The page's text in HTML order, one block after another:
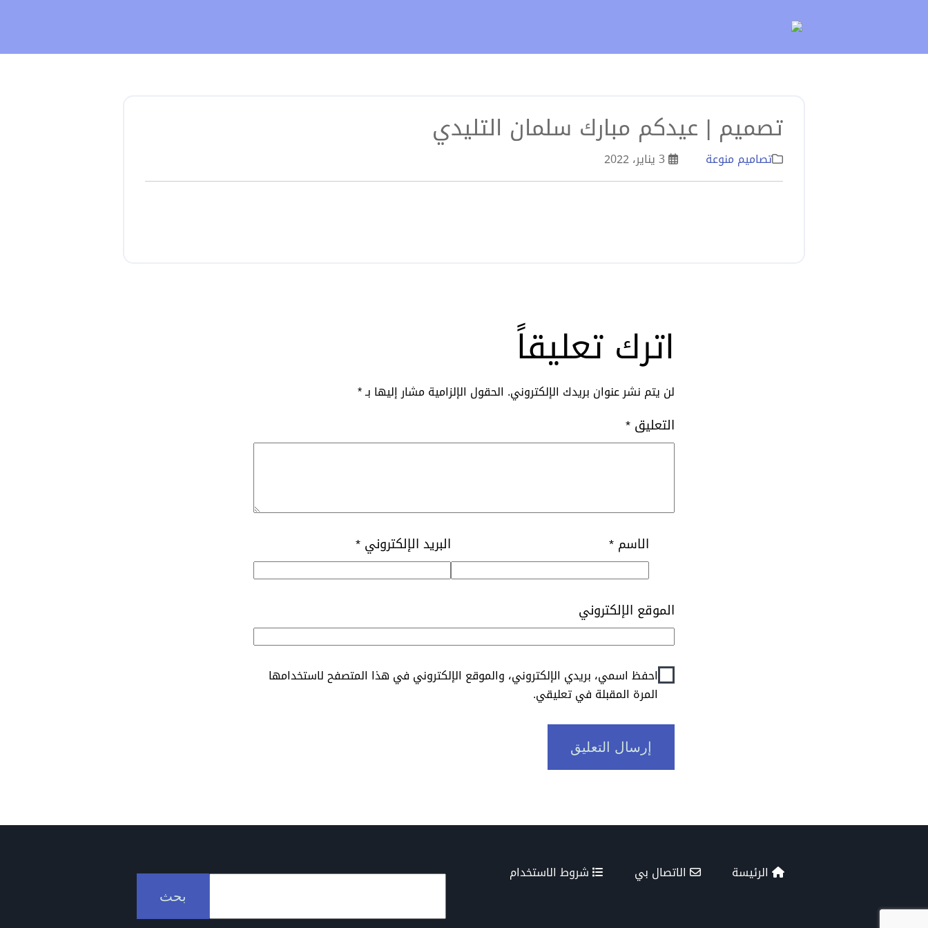
تصميم | عيدكم مبارك سلمان التليدي
تصاميم منوعة 3 يناير، 2022
اترك تعليقاً
لن يتم نشر عنوان بريدك الإلكتروني. الحقول الإلزامية مشار إليها بـ*
التعليق *
الاسم* البريد الإلكتروني *
الموقع الإلكتروني
احفظ اسمي، بريدي الإلكتروني، والموقع الإلكتروني في هذا المتصفح لاستخدامها
المرة المقبلة في تعليقي.
الرئيسة الاتصال بي شروط الاستخدام